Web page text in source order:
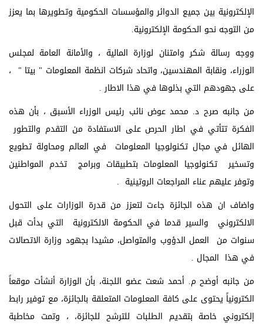
الإلكترونية بين جميع الدوائر والمؤسسات الحكومية وتطويرها بما يعزز
من التوجه نحو الحكومة الإلكترونية.
ووجه رسالة شكر وامتنان لوزارة المالية ، والأمانة العامة لمجلس
الوزراء، ونقابة المهندسين، واتحاد شركات انظمة المعلومات " بيتا " ،
على جهودهم التي بذلوها في هذا الاطار .
من جانبه صرح د. محمد عوض نائب رئيس الوزراء الأسبق ، بأن هذه
الفكرة تتأتي في اطار الحرص على الاستفادة من التقدم والتطور
الهائل في مجال تكنولوجيا المعلومات في العالم ومحاولة تطويع
وتسخير تكنولوجيا المعلومات بتطبيقات وبرامج تخدم المواطنين
وتوفر عليهم عناء المراجعات الروتينية .
واضاف ان هذه الجائزة جاءت لتعزز من قدرة الوزارات على التحول
الالكتروني والسير قدما في الحكومة الالكترونية التي بدأت قبل
سنوات من العمل الدؤوب والمتواصل، مشيدا بجهود وزارة الاتصالات
في هذا المجال .
من جانبه أوضح م. أحمد شعت عضو اللجنة، بأن الوزارة أنشأت موقعاً
الكترونياً يحتوى على كافة المعلومات المتعلقة بالجائزة، مع توفير رابط
إلكتروني خاصة بتقديم الطلبات للترشح للجائزة، ، وتمت مخاطبة